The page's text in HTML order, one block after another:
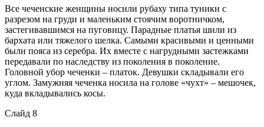
Все чеченские женщины носили рубаху типа туники с
разрезом на груди и маленьким стоячим воротничком,
застегивавшимся на пуговицу. Парадные платья шили из
бархата или тяжелого шелка. Самыми красивыми и ценными
были пояса из серебра. Их вместе с нагрудными застежками
передавали по наследству из поколения в поколение.
Головной убор чеченки – платок. Девушки складывали его
углом. Замужняя чеченка носила на голове «чухт» – мешочек,
куда вкладывались косы.
Слайд 8